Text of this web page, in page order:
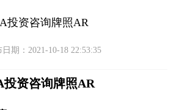
投资咨询牌照AR
期：2021-10-18 22:53:35
投资咨询牌照AR